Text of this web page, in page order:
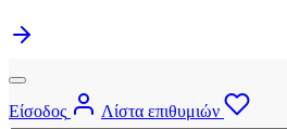
Είσοδος Λίστα επιθυμιών